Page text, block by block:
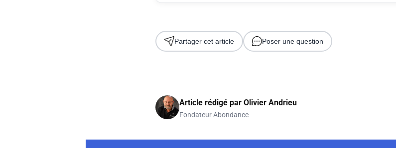
Partager cet article Poser une question
Article rédigé par Olivier Andrieu
Fondateur Abondance